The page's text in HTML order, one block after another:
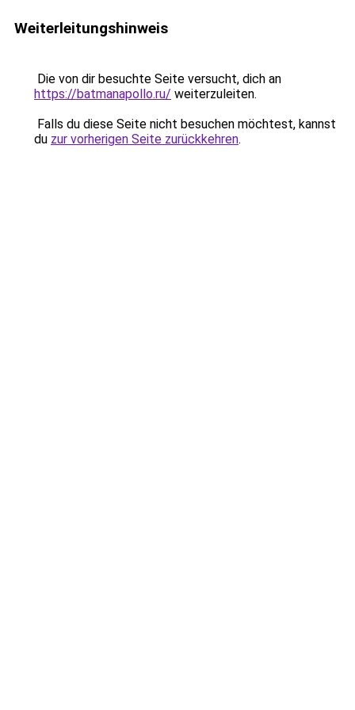
Weiterleitungshinweis
Die von dir besuchte Seite versucht, dich an
https://batmanapollo.ru/ weiterzuleiten.
Falls du diese Seite nicht besuchen möchtest, kannst
du zur vorherigen Seite zurückkehren.